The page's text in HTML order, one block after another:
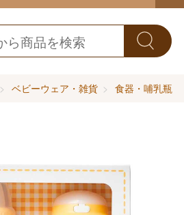
ベビーウェア・雑貨 食器・哺乳瓶